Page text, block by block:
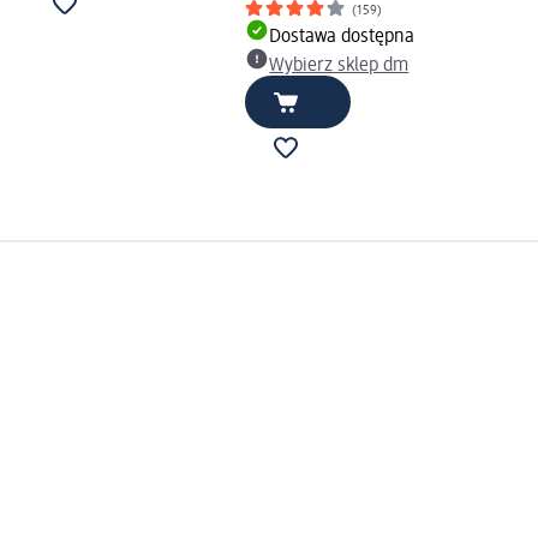
(159)
Dostawa dostępna
Wybierz sklep dm